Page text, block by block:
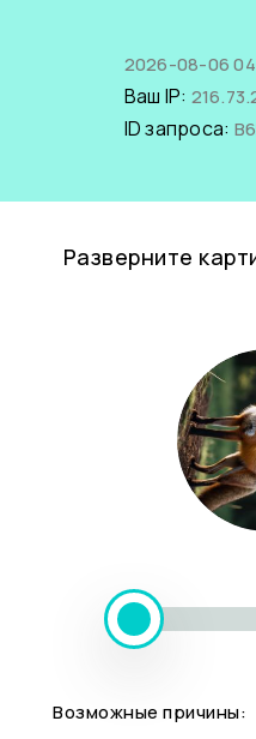
2026-08-06
Ваш IP:
ID запроса:
Разверните
Возможные причины: